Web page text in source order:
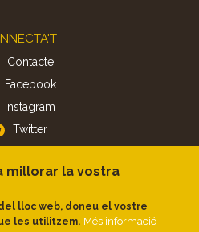
Contacte
Facebook
Instagram
Twitter
APP
millorar la vostra
lloc web, doneu el vostre
les utilitzem. Més informació